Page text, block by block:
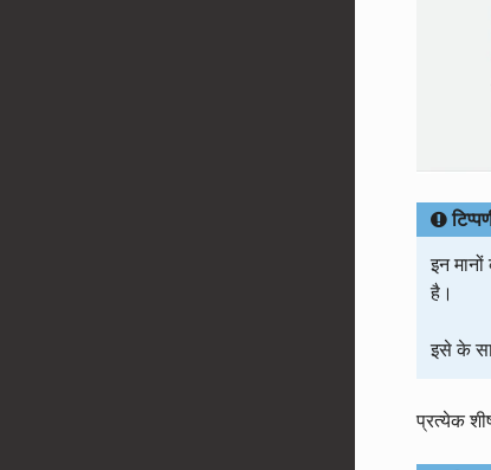
इन
है।
इसे के
प्रत्येक